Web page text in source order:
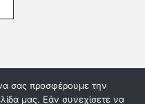
AE
σας προσφέρουμε την
μας. Εάν συνεχίσετε να